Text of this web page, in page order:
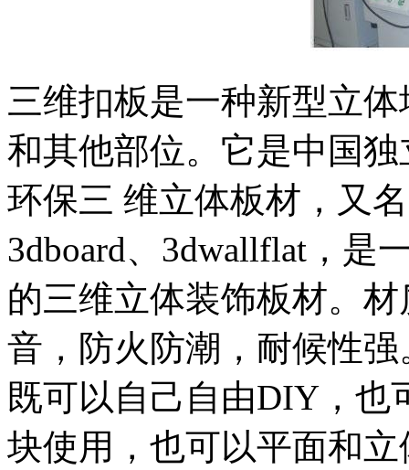
三维扣板是一种新型立
和其他部位。它是中国
环保三 维立体板材，又
3dboard、3dwallflat，是
的三维立体装饰板材。
音，防火防潮，耐候性
既可以自己自由DIY，也
块使用，也可以平面和